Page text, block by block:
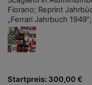
Fiorano; Reprint
„Ferrari Jahrbuch
Startpreis: 300,00 €